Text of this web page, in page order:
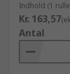
Indhold (1
Kr. 163,57
Antal